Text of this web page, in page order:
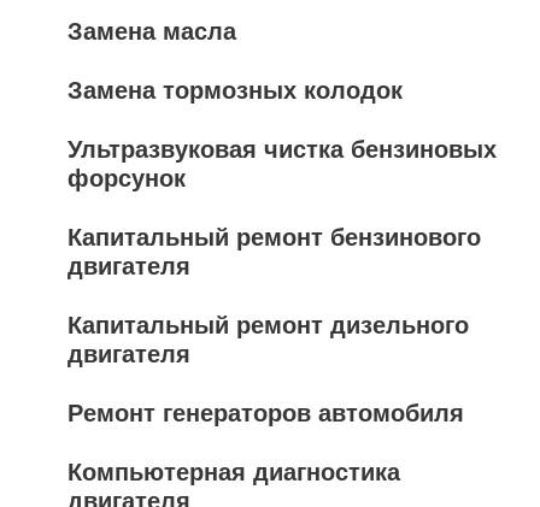
Замена масла
Замена тормозных колодок
Ультразвуковая чистка бензиновых
форсунок
Капитальный ремонт бензинового
двигателя
Капитальный ремонт дизельного
двигателя
Ремонт генераторов автомобиля
Компьютерная диагностика
двигателя